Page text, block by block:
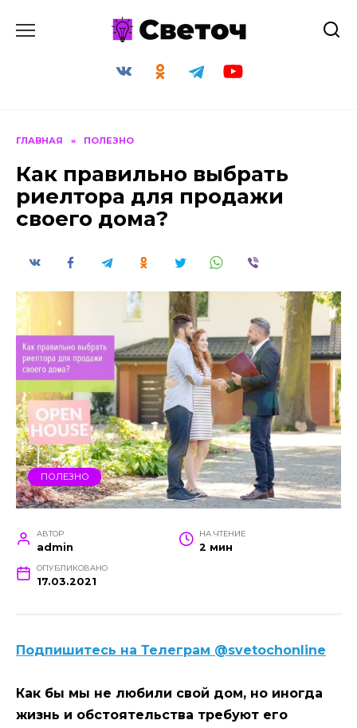
ГЛАВНАЯ » ПОЛЕЗНО
Как правильно выбрать
риелтора для продажи
своего дома?
ПОЛЕЗНО
АВТОР
admin
НА ЧТЕНИЕ
2 мин
ОПУБЛИКОВАНО
17.03.2021
Подпишитесь на Телеграм @svetochonline
Как бы мы не любили свой дом, но иногда
жизнь и обстоятельства требуют его